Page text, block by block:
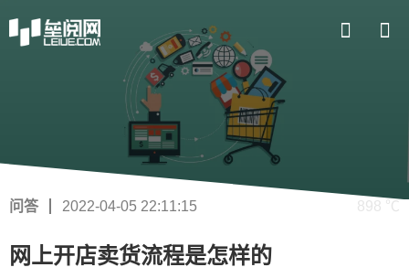
问答 2022-04-05 22:11:15 898 ℃
网上开店卖货流程是怎样的